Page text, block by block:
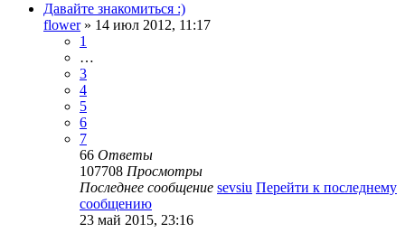
Давайте знакомиться :)
flower» 14 июл 2012, 11:17
1
…
3
4
5
6
7
66 Ответы
107708 Просмотры
Последнее сообщение sevsiu Перейти к последнему
сообщению
23 май 2015, 23:16